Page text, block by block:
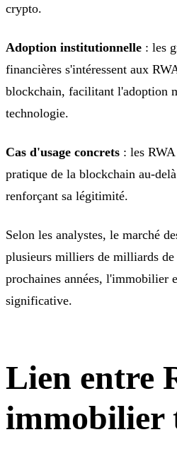
crypto.
Adoption institutionnelle : les
financières s'intéressent aux
blockchain, facilitant l'adoption
technologie.
Cas d'usage concrets : les
pratique de la blockchain au-
renforçant sa légitimité.
Selon les analystes, le marché
plusieurs milliers de milliards de
prochaines années, l'immobilier
significative.
Lien entre
immobilier